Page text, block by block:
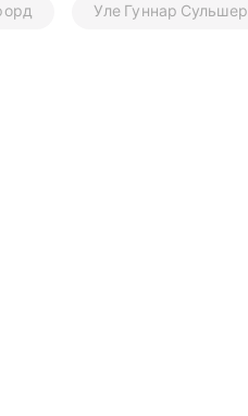
Уле Гуннар Сульшер